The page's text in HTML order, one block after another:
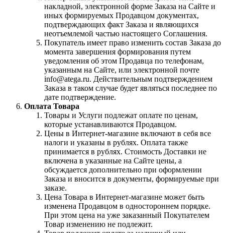
накладной, электронной форме Заказа на Сайте и
иных формируемых Продавцом документах,
подтверждающих факт Заказа и являющихся
неотъемлемой частью настоящего Соглашения.
Покупатель имеет право изменить состав Заказа до
момента завершения формирования путем
уведомления об этом Продавца по телефонам,
указанным на Сайте, или электронной почте
info@atega.ru. Действительным подтверждением
Заказа в таком случае будет являться последнее по
дате подтверждение.
Оплата Товара
Товары и Услуги подлежат оплате по ценам,
которые устанавливаются Продавцом.
Цены в Интернет-магазине включают в себя все
налоги и указаны в рублях. Оплата также
принимается в рублях. Стоимость Доставки не
включена в указанные на Сайте цены, а
обсуждается дополнительно при оформлении
Заказа и вносится в документы, формируемые при
заказе.
Цена Товара в Интернет-магазине может быть
изменена Продавцом в одностороннем порядке.
При этом цена на уже заказанный Покупателем
Товар изменению не подлежит.